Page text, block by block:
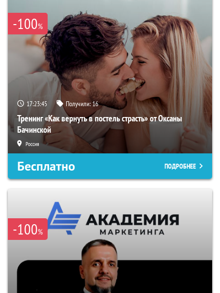
-100%
17:23:45 Получили:16
Тренинг «Как вернуть в постель страсть» от Оксаны
Бачинской
Россия
Бесплатно ПОДРОБНЕЕ
-100%